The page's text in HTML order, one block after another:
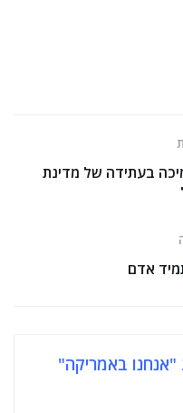
בעתידה של מדינת
אדם
באמריקה"